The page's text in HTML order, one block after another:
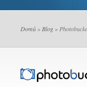
Domů » Blog »